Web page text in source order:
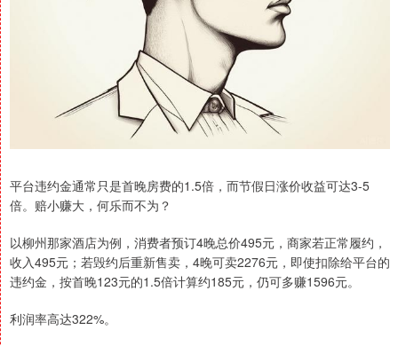
平台违约金通常只是首晚房费的1.5倍，而节假日涨价收益可达3-5
倍。赔小赚大，何乐而不为？
以柳州那家酒店为例，消费者预订4晚总价495元，商家若正常履约，
收入495元；若毁约后重新售卖，4晚可卖2276元，即使扣除给平台的
违约金，按首晚123元的1.5倍计算约185元，仍可多赚1596元。
利润率高达322%。